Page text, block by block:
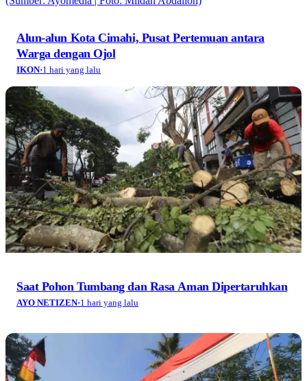
Alun-alun Kota Cimahi, Pusat Pertemuan antara
Warga dengan Ojol
IKON·1 hari yang lalu
Saat Pohon Tumbang dan Rasa Aman Dipertaruhkan
AYO NETIZEN·1 hari yang lalu